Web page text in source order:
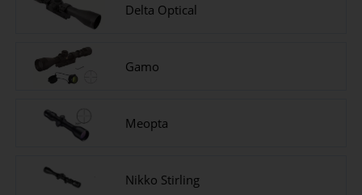
Delta Optical
Gamo
Meopta
Nikko Stirling